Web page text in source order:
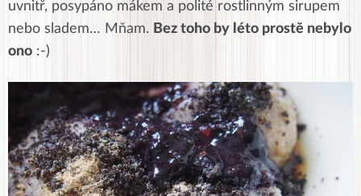
uvnitř, posypáno mákem a polité rostlinným sirupem
nebo sladem… Mňam. Bez toho by léto prostě nebylo
ono :-)